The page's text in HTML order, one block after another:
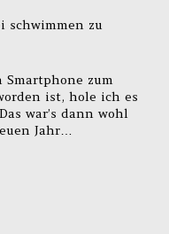
schwimmen zu
Smartphone zum
ist, hole ich es
war’s dann wohl
Jahr…